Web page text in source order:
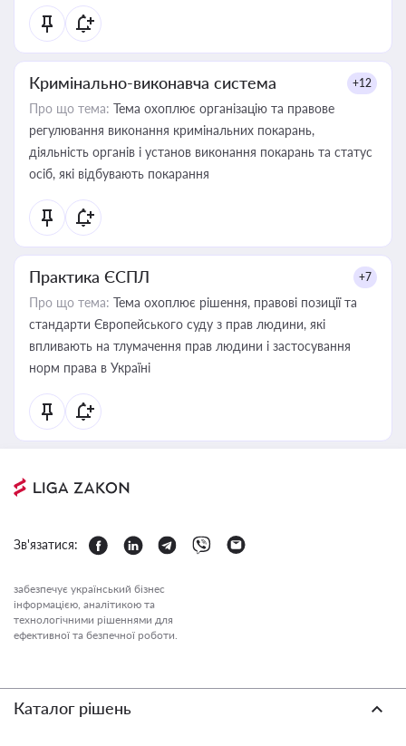
Кримінально-виконавча система +12
Про що тема: Тема охоплює організацію та правове
регулювання виконання кримінальних покарань,
діяльність органів і установ виконання покарань та статус
осіб, які відбувають покарання
Практика ЄСПЛ +7
Про що тема: Тема охоплює рішення, правові позиції та
стандарти Європейського суду з прав людини, які
впливають на тлумачення прав людини і застосування
норм права в Україні
Зв'язатися:
забезпечує український бізнес
інформацією, аналітикою та
технологічними рішеннями для
ефективної та безпечної роботи.
Каталог рішень